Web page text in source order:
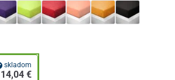
skladom
14,04 €